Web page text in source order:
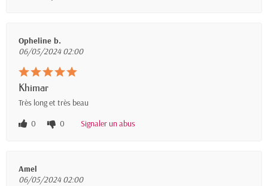
Opheline b.
06/05/2024 02:00
Khimar
Très long et très beau
0
0 Signaler un abus
Amel
06/05/2024 02:00